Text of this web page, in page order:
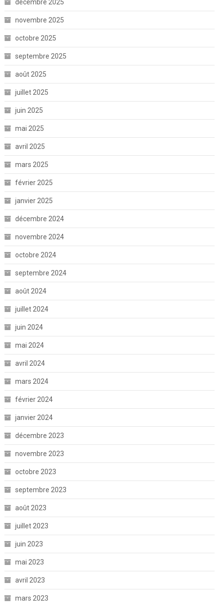
décembre 2025
novembre 2025
octobre 2025
septembre 2025
août 2025
juillet 2025
juin 2025
mai 2025
avril 2025
mars 2025
février 2025
janvier 2025
décembre 2024
novembre 2024
octobre 2024
septembre 2024
août 2024
juillet 2024
juin 2024
mai 2024
avril 2024
mars 2024
février 2024
janvier 2024
décembre 2023
novembre 2023
octobre 2023
septembre 2023
août 2023
juillet 2023
juin 2023
mai 2023
avril 2023
mars 2023